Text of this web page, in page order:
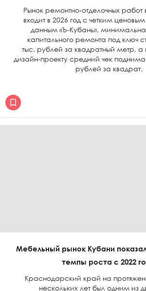
Рынок ремонтно-отделочных
входит в 2026 год с четким
данным «Ъ-Кубань»,
капитального ремонта под ключ
тыс. рублей за квадратный метр,
дизайн-проекту средний чек
рублей за квадрат.
Мебельный рынок Кубани
темпы роста с 2022
Краснодарский край на
нескольких лет был одним из